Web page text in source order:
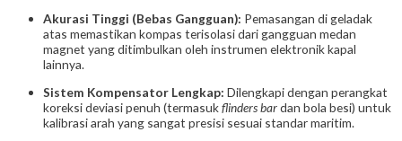
Akurasi Tinggi (Bebas Gangguan): Pemasangan di geladak
atas memastikan kompas terisolasi dari gangguan medan
magnet yang ditimbulkan oleh instrumen elektronik kapal
lainnya.
Sistem Kompensator Lengkap: Dilengkapi dengan perangkat
koreksi deviasi penuh (termasukflinders bardan bola besi) untuk
kalibrasi arah yang sangat presisi sesuai standar maritim.